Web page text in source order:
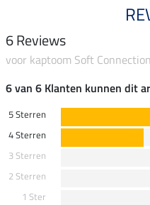
6 Reviews
voor kaptoom Soft Connection
6 van 6 Klanten kunnen dit
5 Sterren
4 Sterren
3 Sterren
2 Sterren
1 Ster